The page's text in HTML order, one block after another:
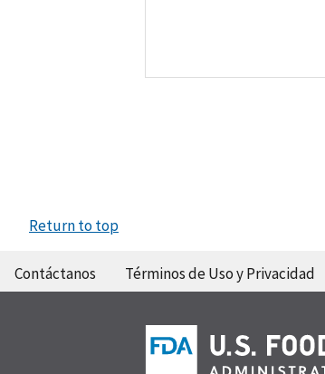
Return to top
Contáctanos Términos de Uso y Privacidad